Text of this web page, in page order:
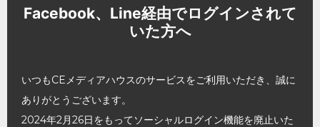
Facebook、Line経由でログインされて
いた方へ
いつもCEメディアハウスのサービスをご利用いただき、誠に
ありがとうございます。
2024年2月26日をもってソーシャルログイン機能を廃止いた